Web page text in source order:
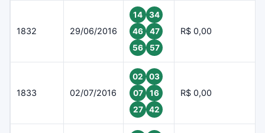
1832 29/06/2016
14
34
46
47
56
57
R$ 0,00
1833 02/07/2016
02
03
07
16
27
42
R$ 0,00